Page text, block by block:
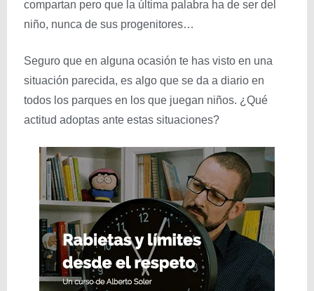
compartan pero que la última palabra ha de ser del
niño, nunca de sus progenitores…
Seguro que en alguna ocasión te has visto en una
situación parecida, es algo que se da a diario en
todos los parques en los que juegan niños. ¿Qué
actitud adoptas ante estas situaciones?